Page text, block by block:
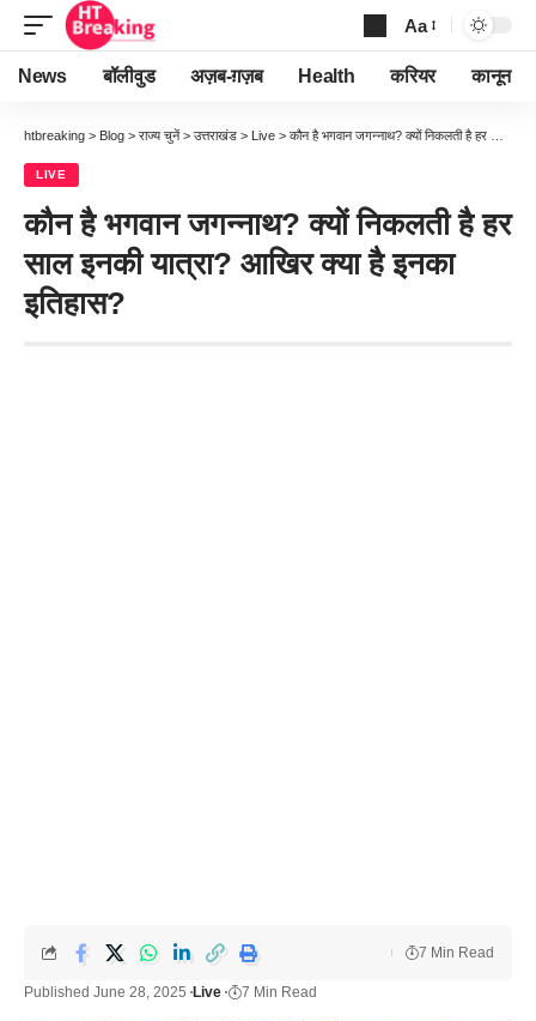
Font
Resizer
Aa
News बॉलीवुड अज़ब-ग़ज़ब Health करियर कानून
htbreaking > Blog > राज्य चुनें > उत्तराखंड > Live > कौन है भगवान जगन्नाथ? क्यों निकलती है हर साल इनकी यात्रा? आखिर क्या है इनका इतिहास?
LIVE
कौन है भगवान जगन्नाथ? क्यों निकलती है हर
साल इनकी यात्रा? आखिर क्या है इनका
इतिहास?
Published June 28, 2025 Live 7 Min Read
7 Min Read